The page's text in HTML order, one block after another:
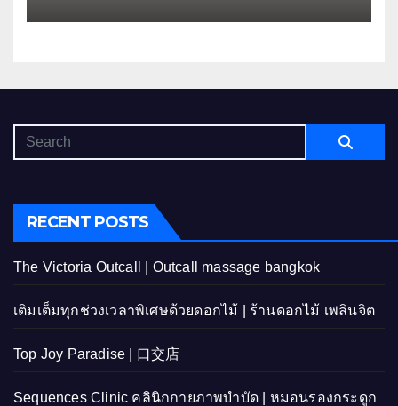
RECENT POSTS
The Victoria Outcall | Outcall massage bangkok
เติมเต็มทุกช่วงเวลาพิเศษด้วยดอกไม้ | ร้านดอกไม้ เพลินจิต
Top Joy Paradise | 口交店
Sequences Clinic คลินิกกายภาพบำบัด | หมอนรองกระดูก